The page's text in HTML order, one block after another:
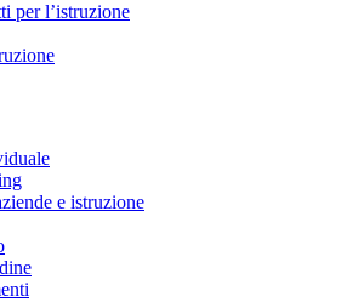
per l’istruzione
e istruzione